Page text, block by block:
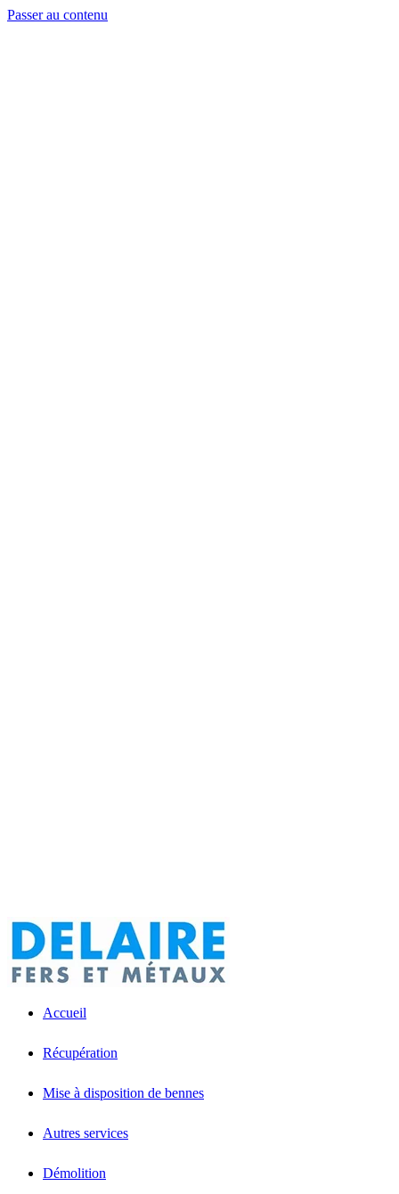
Passer au contenu
Accueil
Récupération
Mise à disposition de bennes
Autres services
Démolition